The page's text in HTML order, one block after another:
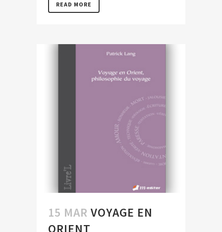
READ MORE
15 MAR VOYAGE EN